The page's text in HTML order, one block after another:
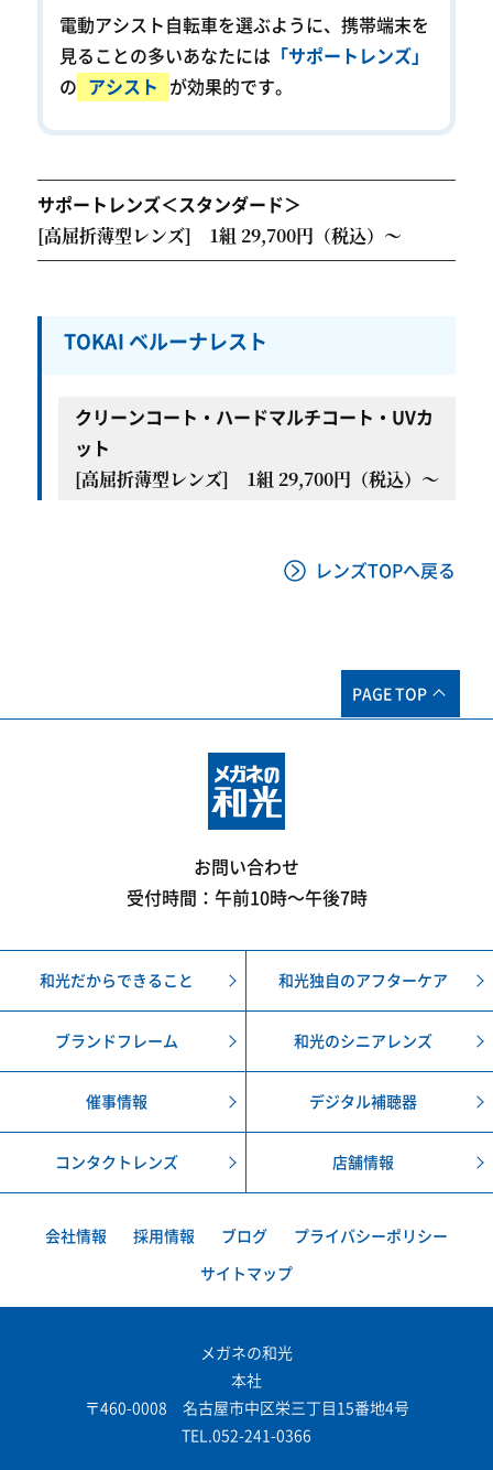
電動アシスト自転車を選ぶように、携帯端末を
見ることの多いあなたには 「サポートレンズ」
の
アシスト が効果的です。
サポートレンズ＜スタンダード＞
[高屈折薄型レンズ] 1組 29,700円（税込）～
TOKAI ベルーナレスト
クリーンコート・ハードマルチコート・UVカ
ット
[高屈折薄型レンズ] 1組 29,700円（税込）～
レンズTOPへ戻る
PAGE TOP
お問い合わせ
受付時間：午前10時〜午後7時
和光だからできること 和光独自のアフターケア
ブランドフレーム 和光のシニアレンズ
催事情報 デジタル補聴器
コンタクトレンズ 店舗情報
会社情報 採用情報 ブログ プライバシーポリシー
サイトマップ
メガネの和光
本社
〒460-0008 名古屋市中区栄三丁目15番地4号
TEL.052-241-0366